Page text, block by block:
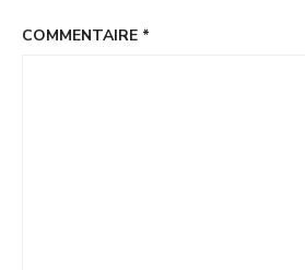
COMMENTAIRE *